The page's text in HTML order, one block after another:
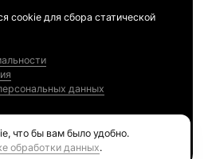
cookie для сбора статической
данных
что бы вам было удобно.
обработки данных.